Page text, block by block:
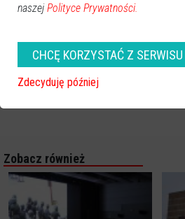
Zobacz również
naszej Polityce Prywatności.
CHCĘ KORZYSTAĆ Z
Zdecyduję później